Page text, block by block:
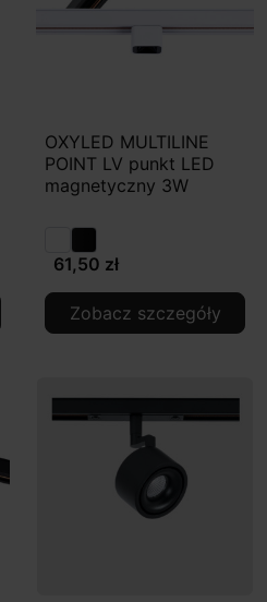
OXYLED MULTILINE
POINT LV punkt LED
magnetyczny 3W
61,50 zł
Zobacz szczegóły